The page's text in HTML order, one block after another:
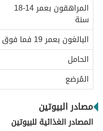
المراهقون بعمر 14-18
سنة
البالغون بعمر 19 فما فوق
الحامل
المُرضع
مصادر البيوتين
المصادر الغذائية للبيوتين